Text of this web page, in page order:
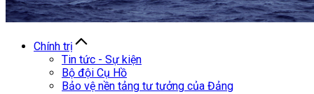
Chính trị
Tin tức - Sự kiện
Bộ đội Cụ Hồ
Bảo vệ nền tảng tư tưởng của Đảng